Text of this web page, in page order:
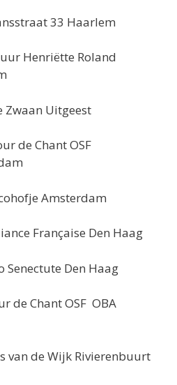
33 Haarlem
Henriëtte Roland
Zwaan Uitgeest
de Chant OSF
Amsterdam
Française Den Haag
Den Haag
de Chant OSF OBA
van de Wijk Rivierenbuurt